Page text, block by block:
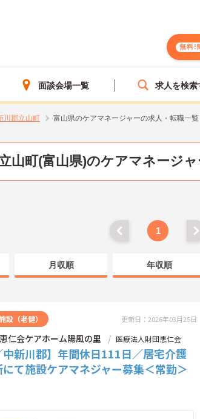
無料!
面談会場一覧 求人を検索
川郡立山町 富山県のケアマネージャーの求人・転職一覧
山町(富山県)のケアマネージャ
1
月収順 年収順
設（老健） 更新日：2026年03月25日
仁会ケアホーム陽風の里 医療法人財団恵仁会
中新川郡】年間休日111日／居宅介護
て施設ケアマネジャー募集＜常勤＞